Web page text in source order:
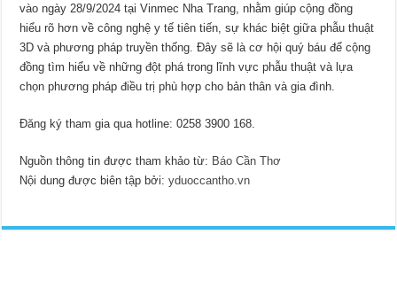
vào ngày 28/9/2024 tại Vinmec Nha Trang, nhằm giúp cộng đồng
hiểu rõ hơn về công nghệ y tế tiên tiến, sự khác biệt giữa phẫu thuật
3D và phương pháp truyền thống. Đây sẽ là cơ hội quý báu để cộng
đồng tìm hiểu về những đột phá trong lĩnh vực phẫu thuật và lựa
chọn phương pháp điều trị phù hợp cho bản thân và gia đình.
Đăng ký tham gia qua hotline: 0258 3900 168.
Nguồn thông tin được tham khảo từ: Báo Cần Thơ
Nội dung được biên tập bởi:yduoccantho.vn